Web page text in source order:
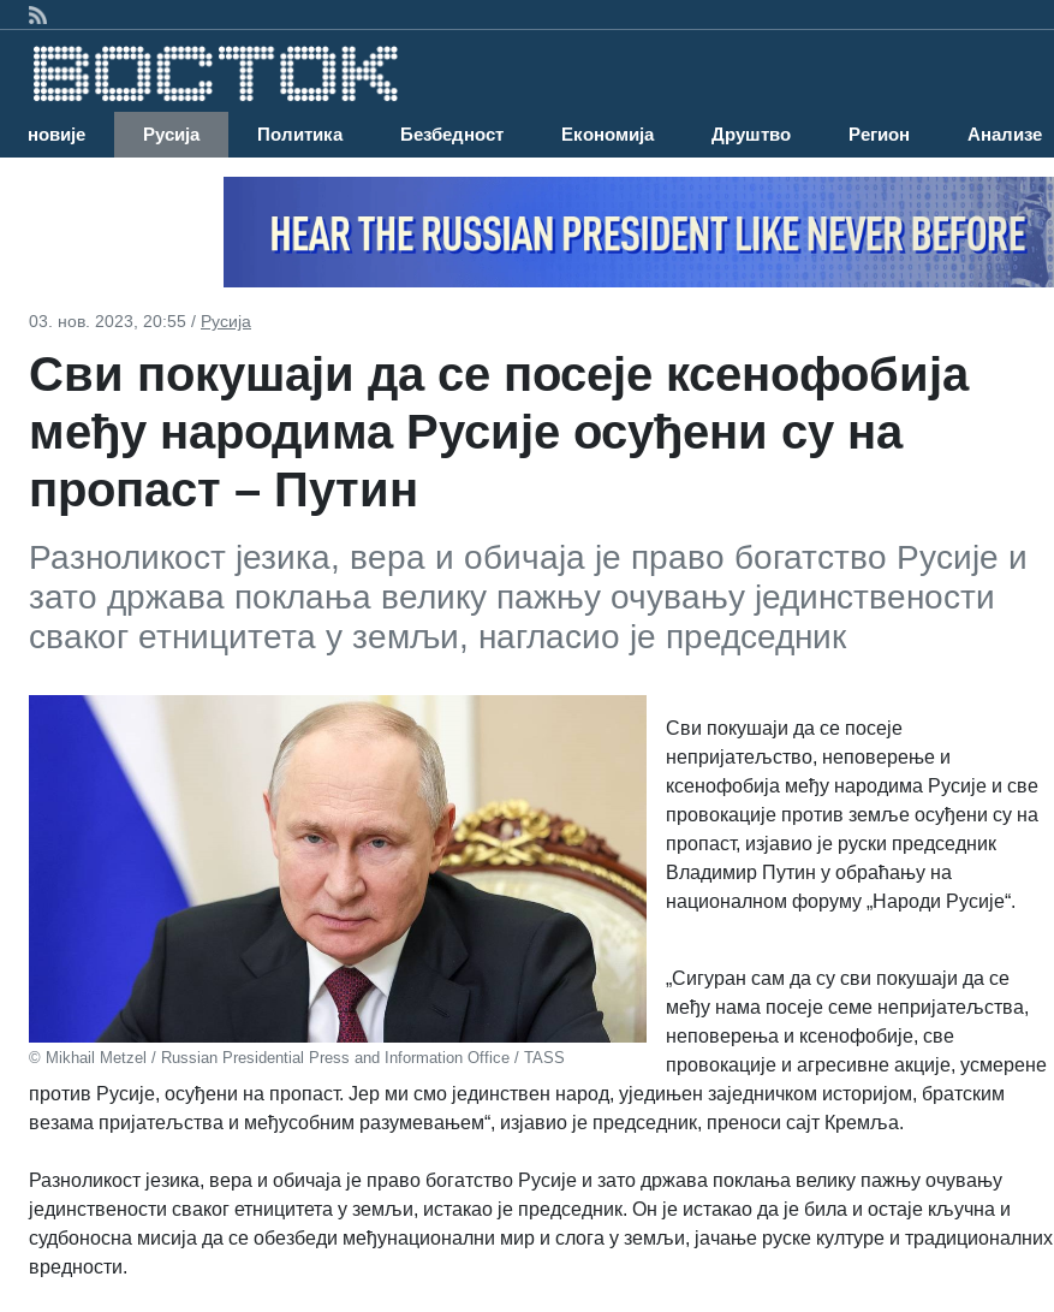
Најновије Русија Политика Безбедност Економија Друштво Регион Анализе
03. нов. 2023, 20:55 / Русија
Сви покушаји да се посеје ксенофобија
међу народима Русије осуђени су на
пропаст – Путин
Разноликост језика, вера и обичаја је право богатство Русије и
зато држава поклања велику пажњу очувању јединствености
сваког етницитета у земљи, нагласио је председник
© Mikhail Metzel / Russian Presidential Press and Information Office / TASS
Сви покушаји да се посеје
непријатељство, неповерење и
ксенофобија међу народима Русије и све
провокације против земље осуђени су на
пропаст, изјавио је руски председник
Владимир Путин у обраћању на
националном форуму „Народи Русије“.
„Сигуран сам да су сви покушаји да се
међу нама посеје семе непријатељства,
неповерења и ксенофобије, све
провокације и агресивне акције, усмерене
против Русије, осуђени на пропаст. Јер ми смо јединствен народ, уједињен заједничком историјом, братским
везама пријатељства и међусобним разумевањем“, изјавио је председник, преноси сајт Кремља.
Разноликост језика, вера и обичаја је право богатство Русије и зато држава поклања велику пажњу очувању
јединствености сваког етницитета у земљи, истакао је председник. Он је истакао да је била и остаје кључна и
судбоносна мисија да се обезбеди међунационални мир и слога у земљи, јачање руске културе и традиционалних
вредности.